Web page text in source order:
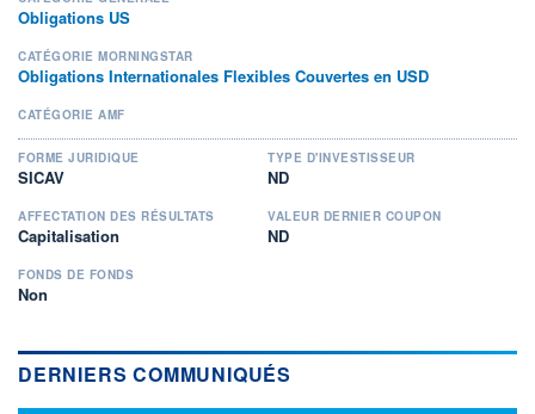
Obligations US
CATÉGORIE MORNINGSTAR
Obligations Internationales Flexibles Couvertes en USD
CATÉGORIE AMF
FORME JURIDIQUE
SICAV
TYPE D'INVESTISSEUR
ND
AFFECTATION DES RÉSULTATS
Capitalisation
VALEUR DERNIER COUPON
ND
FONDS DE FONDS
Non
DERNIERS COMMUNIQUÉS